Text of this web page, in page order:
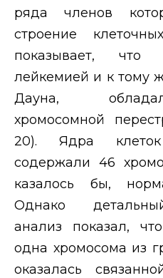
ряда членов
строение
показывает, что
лейкемией и к тому
Дауна,
хромосомной
20). Ядра
содержали 46
казалось бы,
Однако
анализ показал,
одна хромосома из
оказалась